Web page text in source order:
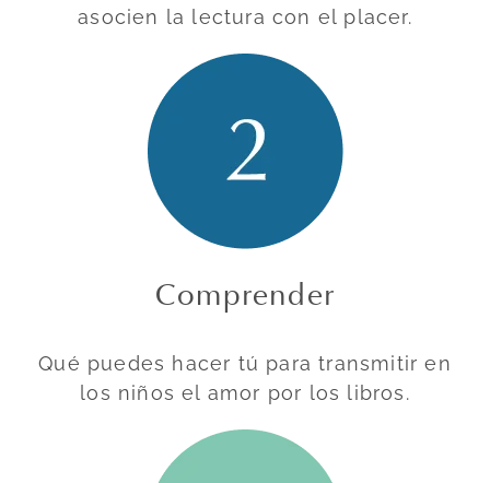
asocien la lectura con el placer.
Comprender
Qué puedes hacer tú para transmitir en
los niños el amor por los libros.